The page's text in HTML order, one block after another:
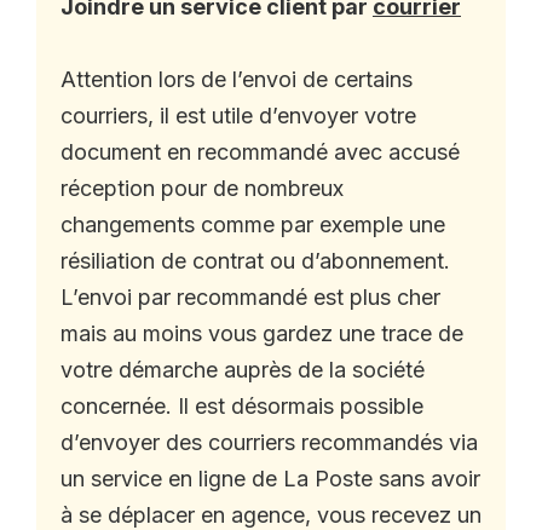
Joindre un service client par courrier
Attention lors de l’envoi de certains
courriers, il est utile d’envoyer votre
document en recommandé avec accusé
réception pour de nombreux
changements comme par exemple une
résiliation de contrat ou d’abonnement.
L’envoi par recommandé est plus cher
mais au moins vous gardez une trace de
votre démarche auprès de la société
concernée. Il est désormais possible
d’envoyer des courriers recommandés via
un service en ligne de La Poste sans avoir
à se déplacer en agence, vous recevez un